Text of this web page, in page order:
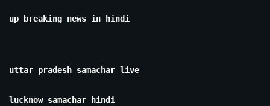
up breaking news in hindi
uttar pradesh samachar live
lucknow samachar hindi